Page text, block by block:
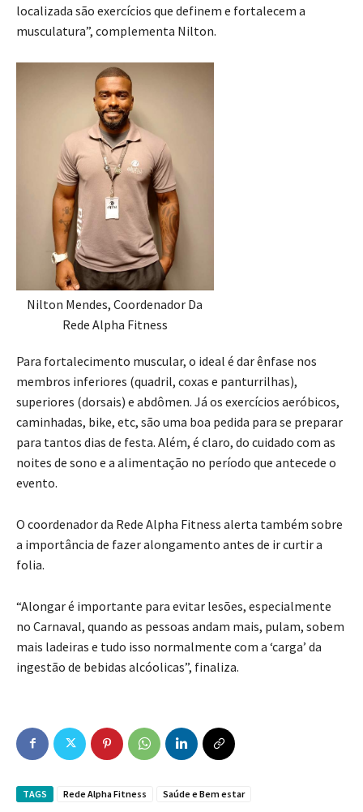
localizada são exercícios que definem e fortalecem a
musculatura”, complementa Nilton.
Nilton Mendes, Coordenador Da
Rede Alpha Fitness
Para fortalecimento muscular, o ideal é dar ênfase nos
membros inferiores (quadril, coxas e panturrilhas),
superiores (dorsais) e abdômen. Já os exercícios aeróbicos,
caminhadas, bike, etc, são uma boa pedida para se preparar
para tantos dias de festa. Além, é claro, do cuidado com as
noites de sono e a alimentação no período que antecede o
evento.
O coordenador da Rede Alpha Fitness alerta também sobre
a importância de fazer alongamento antes de ir curtir a
folia.
“Alongar é importante para evitar lesões, especialmente
no Carnaval, quando as pessoas andam mais, pulam, sobem
mais ladeiras e tudo isso normalmente com a ‘carga’ da
ingestão de bebidas alcóolicas”, finaliza.
TAGS Rede Alpha Fitness Saúde e Bem estar